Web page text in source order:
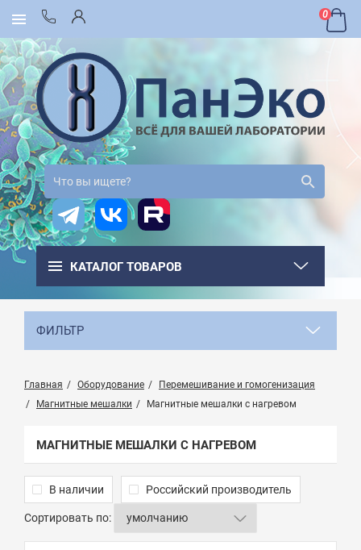
0
КАТАЛОГ ТОВАРОВ
ФИЛЬТР
Главная Оборудование
Перемешивание и гомогенизация
Магнитные мешалки
Магнитные мешалки с нагревом
МАГНИТНЫЕ МЕШАЛКИ С НАГРЕВОМ
В наличии Российский производитель
Сортировать по: